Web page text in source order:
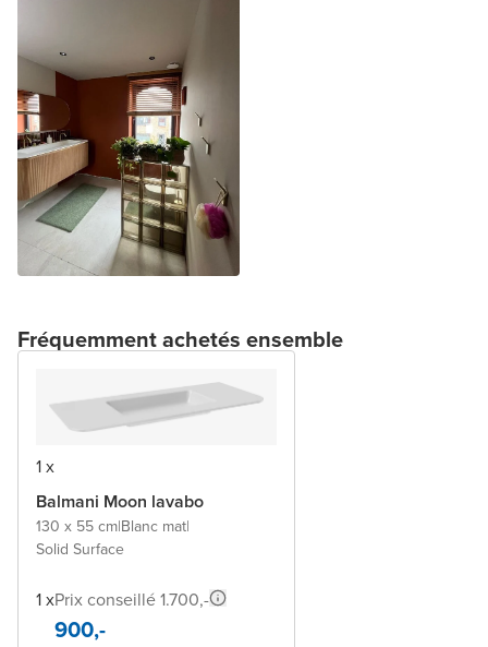
Fréquemment achetés ensemble
1 x
Balmani Moon lavabo
130 x 55 cm|Blanc mat|
Solid Surface
1 xPrix conseillé 1.700,-
900,-